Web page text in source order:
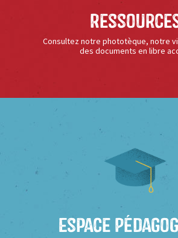
Consultez notre phototèque, notre
des documents en libre
Espace